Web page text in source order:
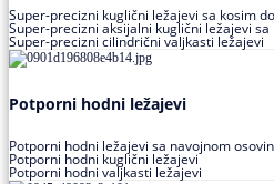
Super-precizni kuglični ležajevi sa kosim
Super-precizni aksijalni kuglični ležajevi
Super-precizni cilindrični valjkasti ležajevi
Potporni hodni ležajevi
Potporni hodni ležajevi sa navojnom
Potporni hodni kuglični ležajevi
Potporni hodni valjkasti ležajevi